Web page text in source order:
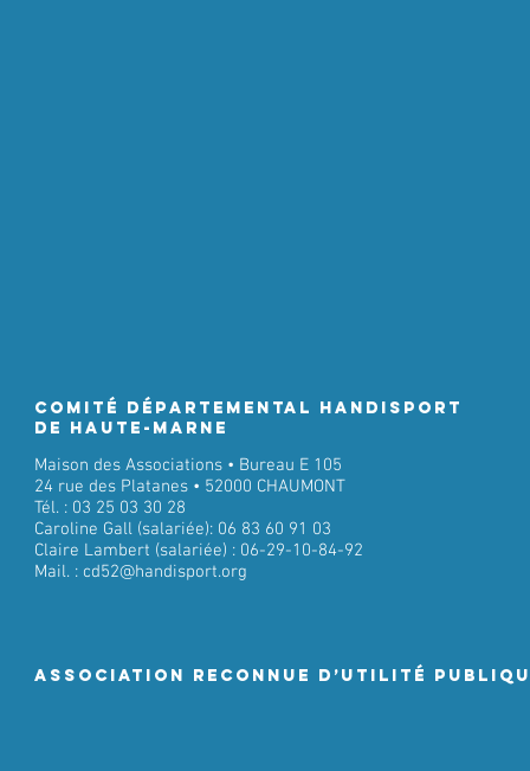
Comité Départemental Handisport
de Haute-Marne
Maison des Associations • Bureau E 105
24 rue des Platanes • 52000 CHAUMONT
Tél. : 03 25 03 30 28
Caroline Gall (salariée): 06 83 60 91 03
Claire Lambert (salariée) : 06-29-10-84-92
Mail. : cd52@handisport.org
ASSociation RECONNUE D’UTILITÉ